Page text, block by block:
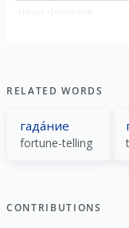
RELATED WORDS
гада́ние
fortune-telling
CONTRIBUTIONS